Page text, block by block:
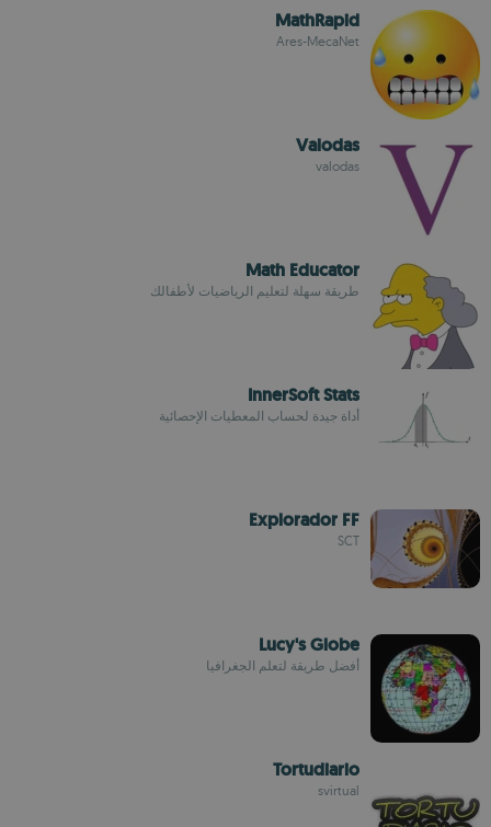
MathRapid
Ares-MecaNet
Valodas
valodas
Math Educator
طريقة سهلة لتعليم الرياضيات لأطفالك
InnerSoft Stats
أداة جيدة لحساب المعطيات الإحصائية
Explorador FF
SCT
Lucy's Globe
أفضل طريقة لتعلم الجغرافيا
Tortudiario
svirtual